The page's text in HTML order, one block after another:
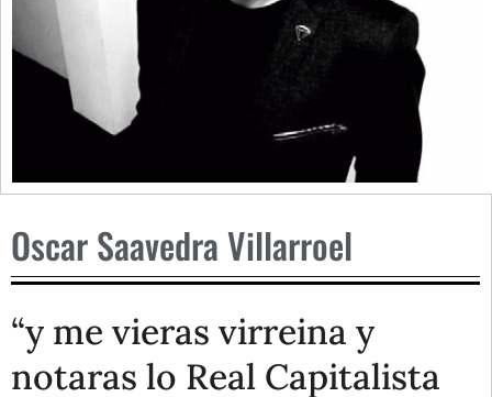
Oscar Saavedra Villarroel
“y me vieras virreina y
notaras lo Real Capitalista